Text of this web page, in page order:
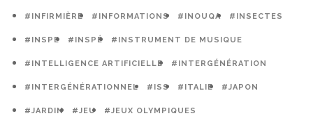
#INFIRMIÈRE #INFORMATIONS #INOUQA #INSECTES
#INSPE #INSPÉ #INSTRUMENT DE MUSIQUE
#INTELLIGENCE ARTIFICIELLE #INTERGÉNÉRATION
#INTERGÉNÉRATIONNEL #ISS #ITALIE #JAPON
#JARDIN #JEU #JEUX OLYMPIQUES